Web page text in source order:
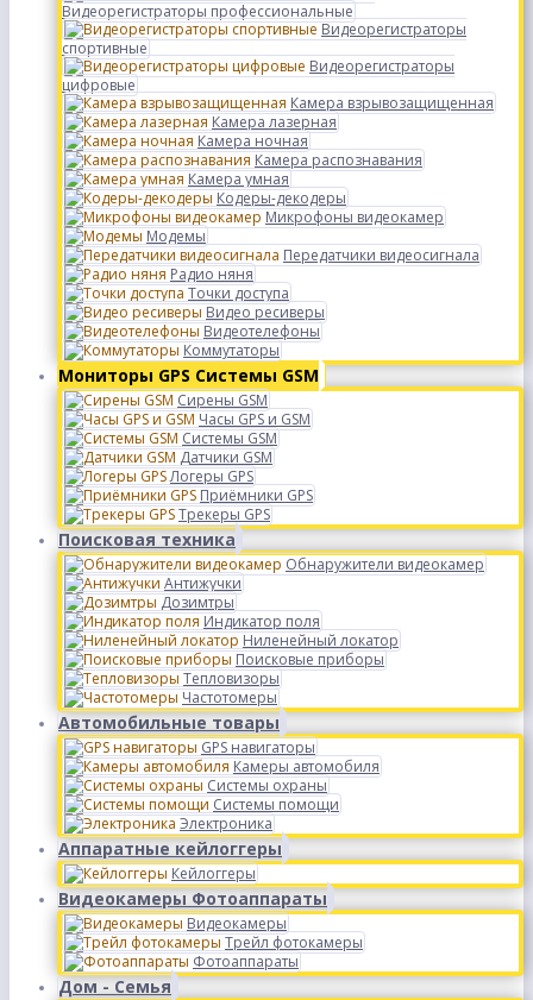
Видеорегистраторы профессиональные
Видеорегистраторы
спортивные
Видеорегистраторы
цифровые
Камера взрывозащищенная
Камера лазерная
Камера ночная
Камера распознавания
Камера умная
Кодеры-декодеры
Микрофоны видеокамер
Модемы
Передатчики видеосигнала
Радио няня
Точки доступа
Видео ресиверы
Видеотелефоны
Коммутаторы
Мониторы GPS Системы GSM
Сирены GSM
Часы GPS и GSM
Системы GSM
Датчики GSM
Логеры GPS
Приёмники GPS
Трекеры GPS
Поисковая техника
Обнаружители видеокамер
Антижучки
Дозимтры
Индикатор поля
Ниленейный локатор
Поисковые приборы
Тепловизоры
Частотомеры
Автомобильные товары
GPS навигаторы
Камеры автомобиля
Системы охраны
Системы помощи
Электроника
Аппаратные кейлоггеры
Кейлоггеры
Видеокамеры Фотоаппараты
Видеокамеры
Трейл фотокамеры
Фотоаппараты
Дом - Семья